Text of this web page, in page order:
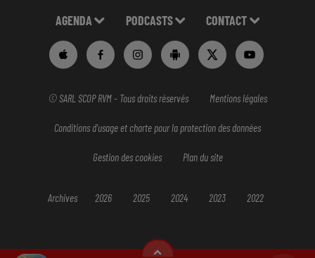
AGENDA PODCASTS CONTACT
© SARL SCOP RVM - Tous droits réservés Mentions légales
Conditions d'usage et charte pour la protection des données
Gestion des cookies Plan du site
Archives 2026 2025 2024 2023 2022